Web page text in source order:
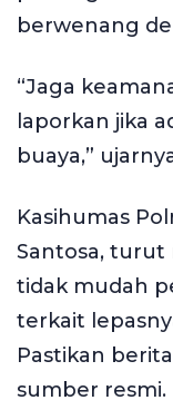
berwenang
“Jaga
laporkan jika
buaya,”
Kasihumas
Santosa, turut
tidak mudah
terkait
Pastikan
sumber